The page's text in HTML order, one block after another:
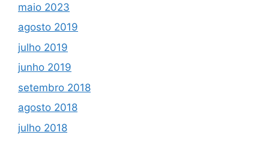
maio 2023
agosto 2019
julho 2019
junho 2019
setembro 2018
agosto 2018
julho 2018